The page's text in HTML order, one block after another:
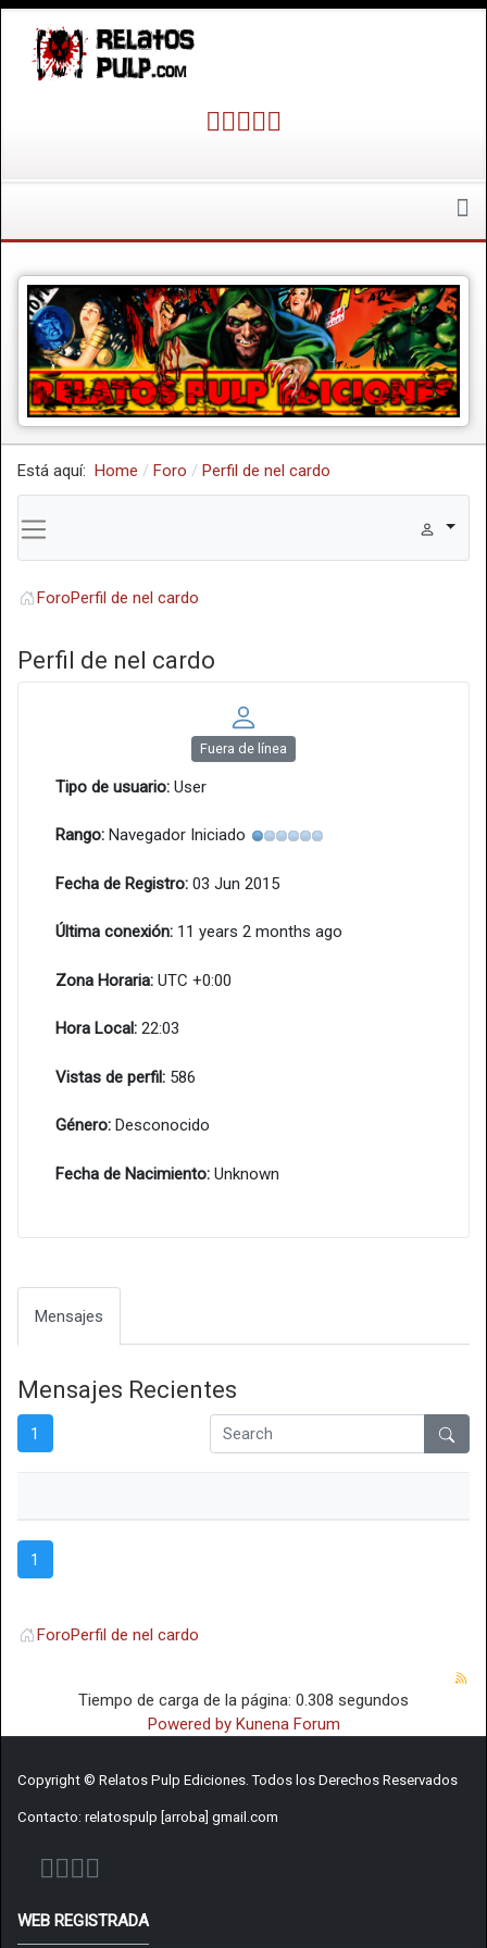
Está aquí: Home Foro Perfil de nel cardo
ForoPerfil de nel cardo
Perfil de nel cardo
Fuera de línea
Tipo de usuario: User
Rango: Navegador Iniciado
Fecha de Registro: 03 Jun 2015
Última conexión: 11 years 2 months ago
Zona Horaria: UTC +0:00
Hora Local: 22:03
Vistas de perfil: 586
Género: Desconocido
Fecha de Nacimiento: Unknown
Mensajes
Mensajes Recientes
1
1
ForoPerfil de nel cardo
Tiempo de carga de la página: 0.308 segundos
Powered by Kunena Forum
Copyright © Relatos Pulp Ediciones. Todos los Derechos Reservados
Contacto: relatospulp [arroba] gmail.com
WEB REGISTRADA